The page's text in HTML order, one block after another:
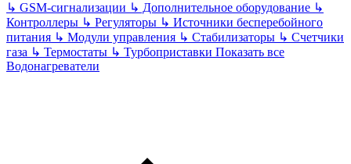
↳ GSM-сигнализации ↳ Дополнительное оборудование ↳
Контроллеры ↳ Регуляторы ↳ Источники бесперебойного
питания ↳ Модули управления ↳ Стабилизаторы ↳ Счетчики
газа ↳ Термостаты ↳ Турбоприставки Показать все
Водонагреватели